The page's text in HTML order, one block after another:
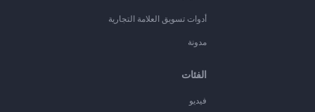
أدوات تسويق العلامة التجارية
مدونة
الفئات
فيديو